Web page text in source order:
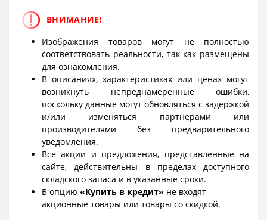
ВНИМАНИЕ!
Изображения товаров могут не полностью
соответствовать реальности, так как размещены
для ознакомления.
В описаниях, характеристиках или ценах могут
возникнуть непреднамеренные ошибки,
поскольку данные могут обновляться с задержкой
и/или изменяться партнёрами или
производителями без предварительного
уведомления.
Все акции и предложения, представленные на
сайте, действительны в пределах доступного
складского запаса и в указанные сроки.
В опцию «Купить в кредит» не входят
акционные товары или товары со скидкой.